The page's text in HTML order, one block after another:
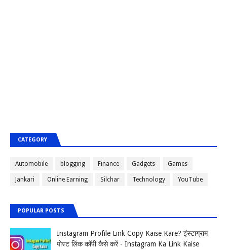
CATEGORY
Automobile blogging Finance Gadgets Games
Jankari Online Earning Silchar Technology YouTube
POPULAR POSTS
Instagram Profile Link Copy Kaise Kare? इंस्टाग्राम
पोस्ट लिंक कॉपी कैसे करें - Instagram Ka Link Kaise